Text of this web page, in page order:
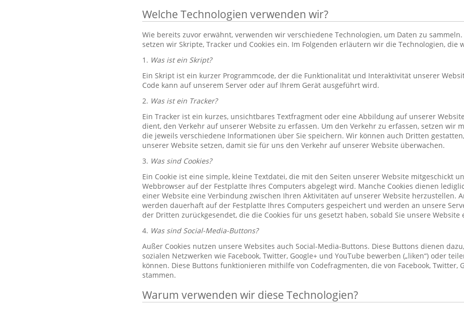
Welche Technologien verwenden wir?
Wie bereits zuvor erwähnt, verwenden wir verschiedene Technologien, um Daten zu
setzen wir Skripte, Tracker und Cookies ein. Im Folgenden erläutern wir die Technologien, die
1. Was ist ein Skript?
Ein Skript ist ein kurzer Programmcode, der die Funktionalität und Interaktivität unserer
Code kann auf unserem Server oder auf Ihrem Gerät ausgeführt wird.
2. Was ist ein Tracker?
Ein Tracker ist ein kurzes, unsichtbares Textfragment oder eine Abbildung auf unserer
dient, den Verkehr auf unserer Website zu erfassen. Um den Verkehr zu erfassen, setzen wir
die jeweils verschiedene Informationen über Sie speichern. Wir können auch Dritten
unserer Website setzen, damit sie für uns den Verkehr auf unserer Website überwachen.
3. Was sind Cookies?
Ein Cookie ist eine simple, kleine Textdatei, die mit den Seiten unserer Website mitgeschickt
Webbrowser auf der Festplatte Ihres Computers abgelegt wird. Manche Cookies dienen
einer Website eine Verbindung zwischen Ihren Aktivitäten auf unserer Website herzustellen.
werden dauerhaft auf der Festplatte Ihres Computers gespeichert und werden an unsere
der Dritten zurückgesendet, die die Cookies für uns gesetzt haben, sobald Sie unsere Website
4. Was sind Social-Media-Buttons?
Außer Cookies nutzen unsere Websites auch Social-Media-Buttons. Diese Buttons dienen
sozialen Netzwerken wie Facebook, Twitter, Google+ und YouTube bewerben („liken“) oder
können. Diese Buttons funktionieren mithilfe von Codefragmenten, die von Facebook, Twitter,
stammen.
Warum verwenden wir diese Technologien?